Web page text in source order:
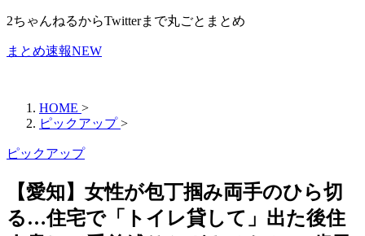
2ちゃんねるからTwitterまで丸ごとまとめ
まとめ速報NEW
HOME >
ピックアップ >
ピックアップ
【愛知】女性が包丁掴み両手のひら切
る…住宅で「トイレ貸して」出た後住